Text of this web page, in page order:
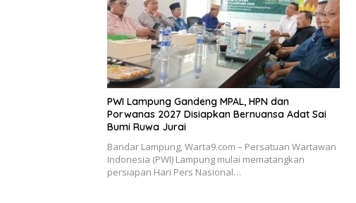
PWI Lampung Gandeng MPAL, HPN dan
Porwanas 2027 Disiapkan Bernuansa Adat Sai
Bumi Ruwa Jurai
Bandar Lampung, Warta9.com – Persatuan Wartawan
Indonesia (PWI) Lampung mulai mematangkan
persiapan Hari Pers Nasional…